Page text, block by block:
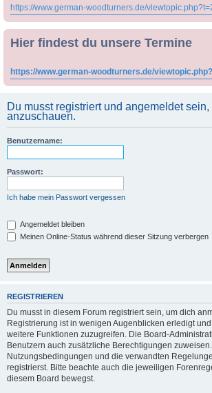
https://www.german-woodturners.de/
Hier findest du unsere Termine
https://www.german-woodturners.de/
Du musst registriert und angemeldet
anzuschauen.
Benutzername:
Passwort:
Ich habe mein Passwort vergessen
Angemeldet bleiben
Meinen Online-Status während dieser Sitzung verbergen
REGISTRIEREN
Du musst in diesem Forum registriert sein, um dich
Registrierung ist in wenigen Augenblicken erledigt
weitere Funktionen zuzugreifen. Die Board-
Benutzern auch zusätzliche Berechtigungen
Nutzungsbedingungen und die verwandten
registrierst. Bitte beachte auch die jeweiligen
diesem Board bewegst.